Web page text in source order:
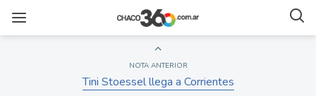
NOTA ANTERIOR
Tini Stoessel llega a Corrientes